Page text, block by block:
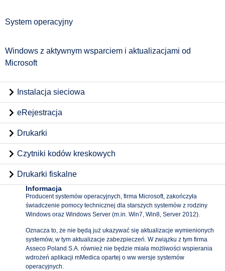
System operacyjny
Windows z aktywnym wsparciem i aktualizacjami od
Microsoft
Instalacja sieciowa
eRejestracja
Drukarki
Czytniki kodów kreskowych
Drukarki fiskalne
Informacja
Producent systemów operacyjnych, firma Microsoft, zakończyła
świadczenie pomocy technicznej dla starszych systemów z rodziny
Windows oraz Windows Server (m.in. Win7, Win8, Server 2012).
Oznacza to, że nie będą już ukazywać się aktualizacje wymienionych
systemów, w tym aktualizacje zabezpieczeń. W związku z tym firma
Asseco Poland S.A. również nie będzie miała możliwości wspierania
wdrożeń aplikacji mMedica opartej o ww wersje systemów
operacyjnych.